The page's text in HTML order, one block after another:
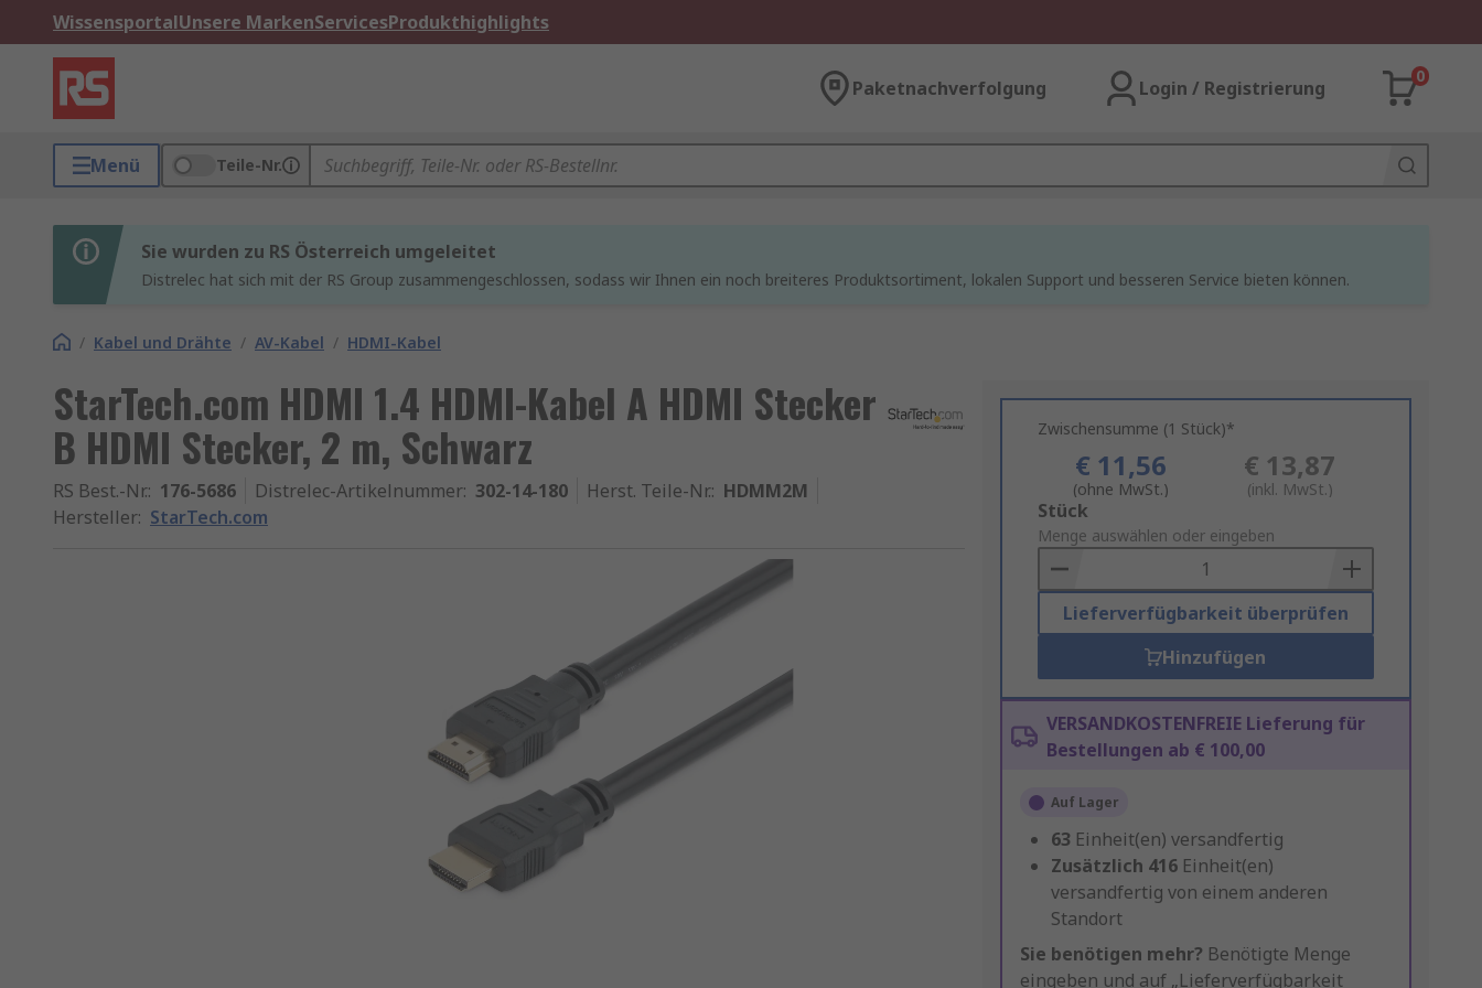
WissensportalUnsere MarkenServicesProdukthighlights
Paketnachverfolgung Login / Registrierung
0
Menü Teile-Nr.
Sie wurden zu RS Österreich umgeleitet
Distrelec hat sich mit der RS Group zusammengeschlossen, sodass wir Ihnen ein noch breiteres Produktsortiment, lokalen Support und besseren Service bieten können.
/ Kabel und Drähte / AV-Kabel / HDMI-Kabel
StarTech.com HDMI 1.4 HDMI-Kabel A HDMI Stecker
B HDMI Stecker, 2 m, Schwarz
RS Best.-Nr.: 176-5686 Distrelec-Artikelnummer: 302-14-180 Herst. Teile-Nr.: HDMM2M
Hersteller: StarTech.com
Zwischensumme (1 Stück)*
€ 11,56
(ohne MwSt.)
€ 13,87
(inkl. MwSt.)
Add
to
Basket
Stück
Menge auswählen oder eingeben
Lieferverfügbarkeit überprüfen
Hinzufügen
VERSANDKOSTENFREIE Lieferung für
Bestellungen ab € 100,00
Auf Lager
63 Einheit(en) versandfertig
Zusätzlich 416 Einheit(en)
versandfertig von einem anderen
Standort
Sie benötigen mehr? Benötigte Menge
eingeben und auf „Lieferverfügbarkeit